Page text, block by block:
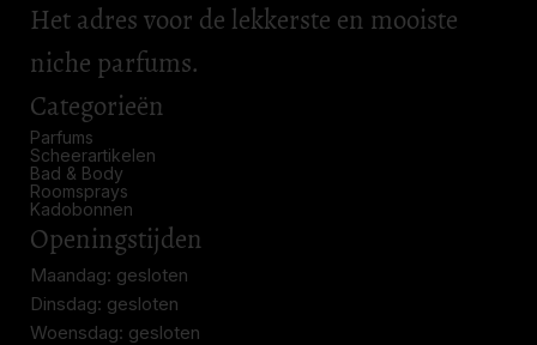
Het adres voor de lekkerste en mooiste
niche parfums.
Categorieën
Parfums
Scheerartikelen
Bad & Body
Roomsprays
Kadobonnen
Openingstijden
Maandag: gesloten
Dinsdag: gesloten
Woensdag: gesloten